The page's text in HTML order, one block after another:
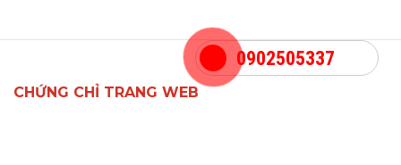
0902505337
CHỨNG CHỈ TRANG WEB